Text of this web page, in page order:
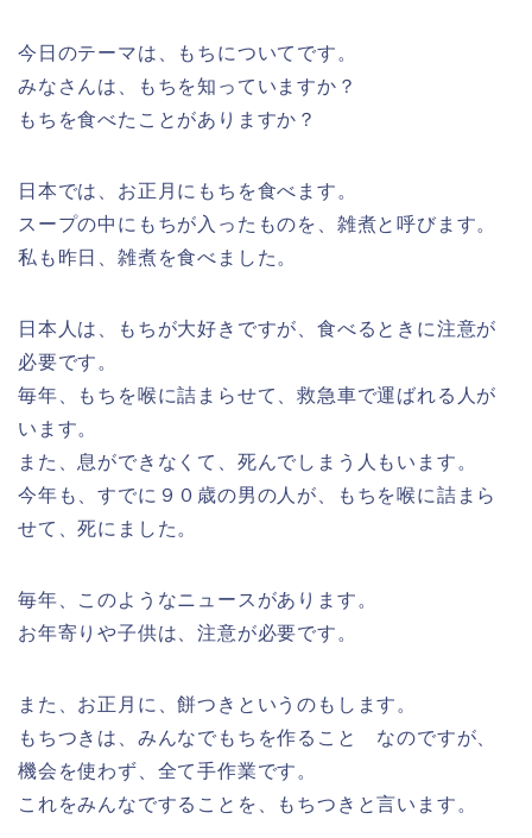
今日のテーマは、もちについてです。
みなさんは、もちを知っていますか？
もちを食べたことがありますか？
日本では、お正月にもちを食べます。
スープの中にもちが入ったものを、雑煮と呼びます。
私も昨日、雑煮を食べました。
日本人は、もちが大好きですが、食べるときに注意が
必要です。
毎年、もちを喉に詰まらせて、救急車で運ばれる人が
います。
また、息ができなくて、死んでしまう人もいます。
今年も、すでに９０歳の男の人が、もちを喉に詰まら
せて、死にました。
毎年、このようなニュースがあります。
お年寄りや子供は、注意が必要です。
また、お正月に、餅つきというのもします。
もちつきは、みんなでもちを作ること なのですが、
機会を使わず、全て手作業です。
これをみんなですることを、もちつきと言います。